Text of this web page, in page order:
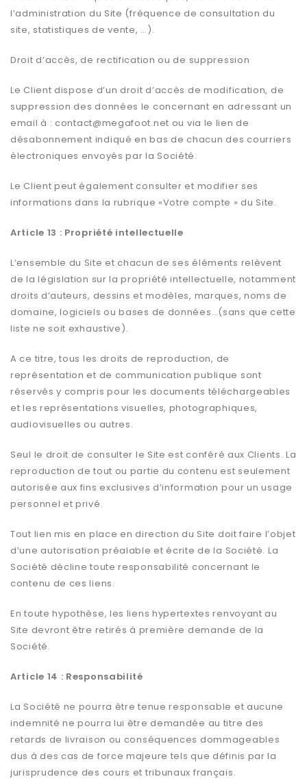
l’administration du Site (fréquence de consultation du
site, statistiques de vente, …).
Droit d’accès, de rectification ou de suppression
Le Client dispose d’un droit d’accès de modification, de
suppression des données le concernant en adressant un
email à : contact@megafoot.net ou via le lien de
désabonnement indiqué en bas de chacun des courriers
électroniques envoyés par la Société.
Le Client peut également consulter et modifier ses
informations dans la rubrique «Votre compte » du Site.
Article 13 : Propriété intellectuelle
L’ensemble du Site et chacun de ses éléments relèvent
de la législation sur la propriété intellectuelle, notamment
droits d’auteurs, dessins et modèles, marques, noms de
domaine, logiciels ou bases de données…(sans que cette
liste ne soit exhaustive).
A ce titre, tous les droits de reproduction, de
représentation et de communication publique sont
réservés y compris pour les documents téléchargeables
et les représentations visuelles, photographiques,
audiovisuelles ou autres.
Seul le droit de consulter le Site est conféré aux Clients. La
reproduction de tout ou partie du contenu est seulement
autorisée aux fins exclusives d’information pour un usage
personnel et privé.
Tout lien mis en place en direction du Site doit faire l’objet
d’une autorisation préalable et écrite de la Société. La
Société décline toute responsabilité concernant le
contenu de ces liens.
En toute hypothèse, les liens hypertextes renvoyant au
Site devront être retirés à première demande de la
Société.
Article 14 : Responsabilité
La Société ne pourra être tenue responsable et aucune
indemnité ne pourra lui être demandée au titre des
retards de livraison ou conséquences dommageables
dus à des cas de force majeure tels que définis par la
jurisprudence des cours et tribunaux français.